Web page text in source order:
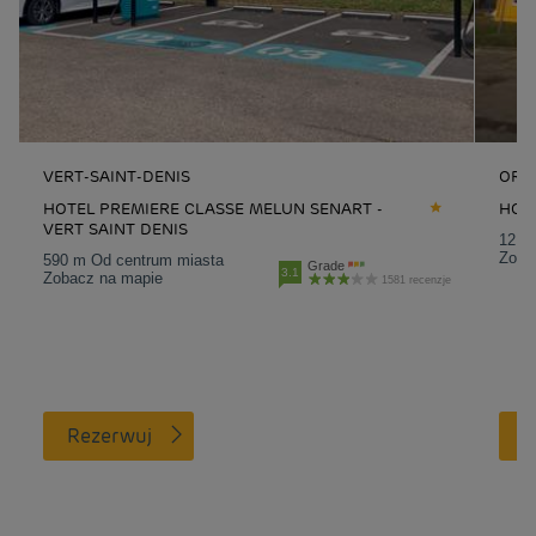
VERT-SAINT-DENIS
HOTEL PREMIERE CLASSE MELUN SENART -
VERT SAINT DENIS
590 m Od centrum miasta
Zobacz na mapie
3.1 Grade
1581 recenzje
Rezerwuj
12.5